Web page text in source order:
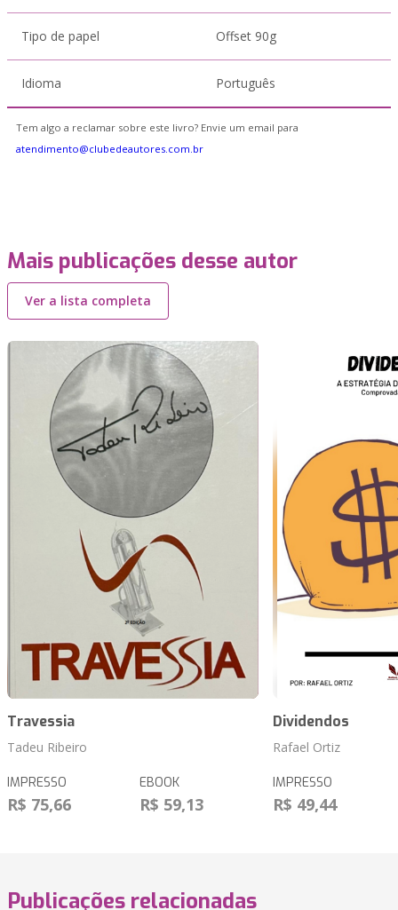
Tipo de papel Offset 90g
Idioma Português
Tem algo a reclamar sobre este livro? Envie um email para
atendimento@clubedeautores.com.br
Mais publicações desse autor
Ver a lista completa
Travessia
Tadeu Ribeiro
IMPRESSO
R$ 75,66
EBOOK
R$ 59,13
Dividendos
Rafael Ortiz
IMPRESSO
R$ 49,44
Publicações relacionadas